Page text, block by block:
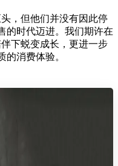
，但他们并没有因此停
的时代迈进。我们期许在
下蜕变成长，更进一步
的消费体验。